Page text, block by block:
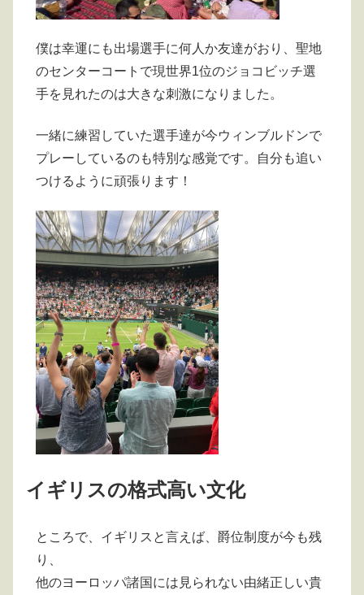
僕は幸運にも出場選手に何人か友達がおり、聖地
のセンターコートで現世界1位のジョコビッチ選
手を見れたのは大きな刺激になりました。
一緒に練習していた選手達が今ウィンブルドンで
プレーしているのも特別な感覚です。自分も追い
つけるように頑張ります！
イギリスの格式高い文化
ところで、イギリスと言えば、爵位制度が今も残
り、
他のヨーロッパ諸国には見られない由緒正しい貴